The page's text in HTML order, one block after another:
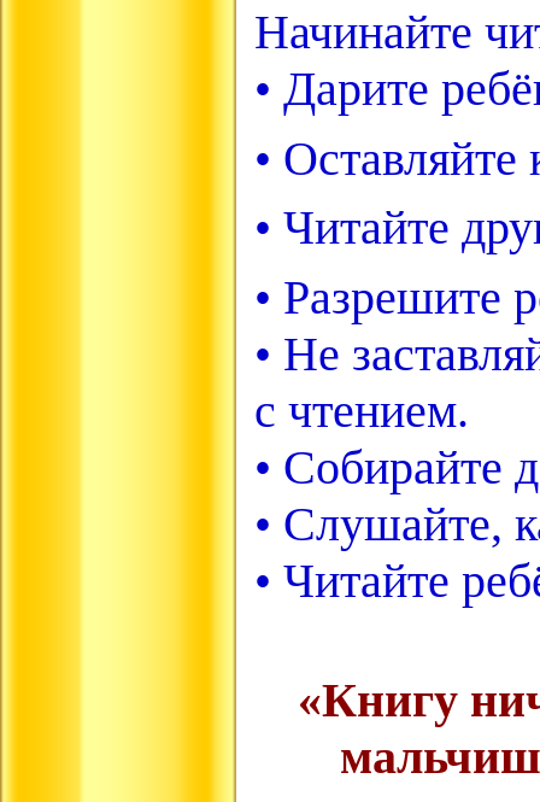
Начинайте
• Дарите
•
• Читайте
• Разрешите
• Не
с чтением.
• Собирайте
• Слушайте,
• Читайте
«Книгу